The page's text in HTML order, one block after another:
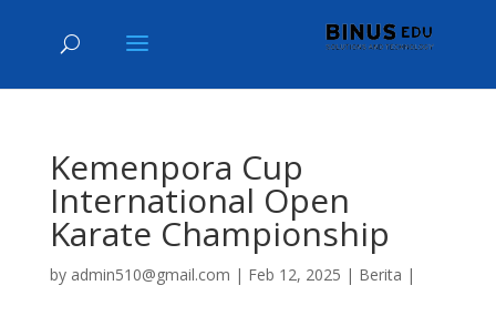
Kemenpora Cup
International Open
Karate Championship
by admin510@gmail.com | Feb 12, 2025 | Berita |